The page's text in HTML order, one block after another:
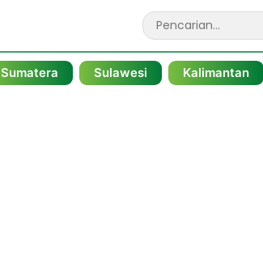
Sumatera Sulawesi Kalimantan